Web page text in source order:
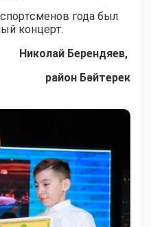
года был
концерт.
Николай Берендяев,
район Бәйтерек